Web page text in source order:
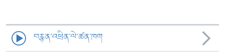
བརྙན་འཕྲིན་ལེ་ཚན་ཁག